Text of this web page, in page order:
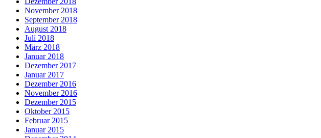
November 2018
September 2018
August 2018
Juli 2018
März 2018
Januar 2018
Dezember 2017
Januar 2017
Dezember 2016
November 2016
Dezember 2015
Oktober 2015
Februar 2015
Januar 2015